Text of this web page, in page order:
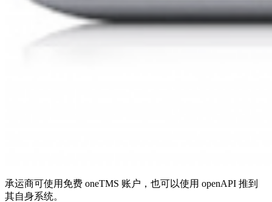
承运商可使用免费 oneTMS 账户，也可以使用 openAPI 推到
其自身系统。